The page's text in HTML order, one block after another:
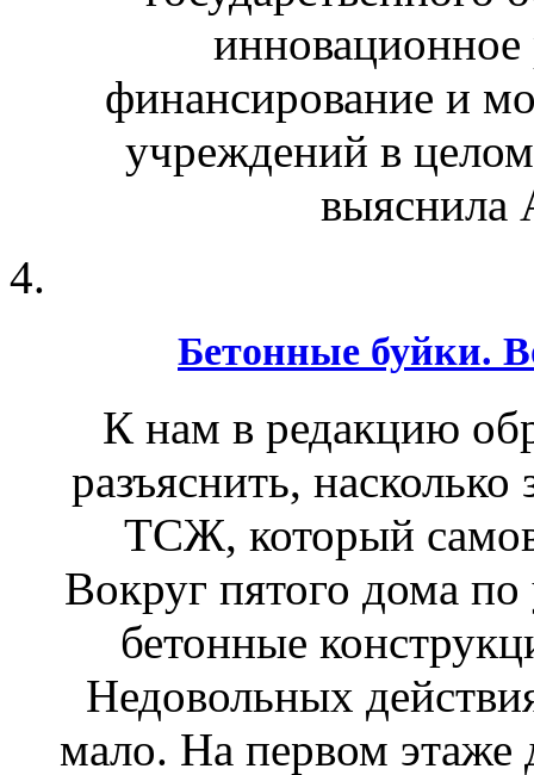
инновационное
финансирование и
учреждений в
выяснила
Бетонные буйки.
К нам в редакцию
разъяснить,
ТСЖ, который
Вокруг пятого дома
бетонные
Недовольных
мало. На первом этаже